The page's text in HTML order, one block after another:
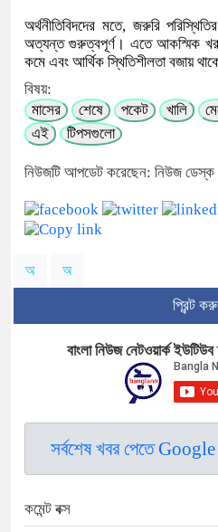
অর্থনীতিবিদদের মতে, জরুরি
অত্যন্ত গুরুত্বপূর্ণ। এতে আকস্মিক
কমে এবং আর্থিক স্থিতিশীলতা বজায়
বিষয়:
মাসের
শেষে পকেট খালি
এই
টিপসগুলো
নিউজটি আপডেট করেছেন: নিউজ
অ অ
প্রিন্ট
বাংলা নিউজ নেটওয়ার্ক
সর্বশেষ খবর পেতে
কমেন্ট বক্স